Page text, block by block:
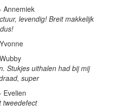
Annemiek
levendig! Breit makkelijk
Stukjes uithalen had bij mij
super
Evelien
tweedefect